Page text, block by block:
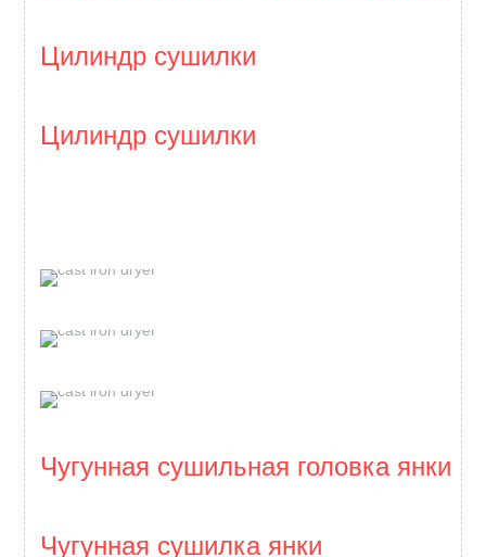
Цилиндр сушилки
Цилиндр сушилки
Чугунная сушильная головка янки
Чугунная сушилка янки